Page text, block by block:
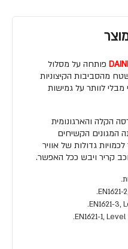
פותחה על מסלול
מהסביבות הקיצוניות
מבלי לוותר על גמישות
הקלה והארגונומית
המגונים הקשיחים
גדולות של אוויר
קריר ויבש ככל האפשר.